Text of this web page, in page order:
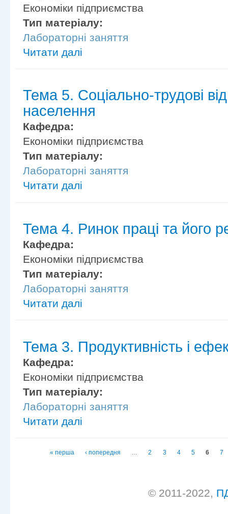
Економіки підприємства
Тип матеріалу:
Лабораторні заняття
Читати далі
Тема 5. Соціально-трудові
населення
Кафедра:
Економіки підприємства
Тип матеріалу:
Лабораторні заняття
Читати далі
Тема 4. Ринок праці та його
Кафедра:
Економіки підприємства
Тип матеріалу:
Лабораторні заняття
Читати далі
Тема 3. Продуктивність і
Кафедра:
Економіки підприємства
Тип матеріалу:
Лабораторні заняття
Читати далі
Сторінки
« перша ‹ попередня … 2 3 4 5 6 7
© 2011-2022,